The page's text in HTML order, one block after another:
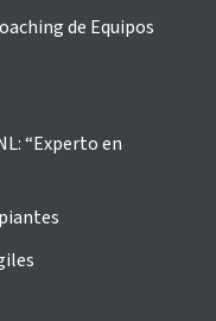
de Equipos
“Experto en